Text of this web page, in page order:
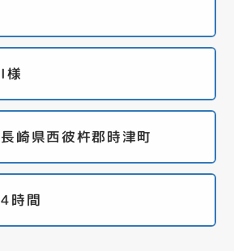
I様
長崎県西彼杵郡時津町
4時間